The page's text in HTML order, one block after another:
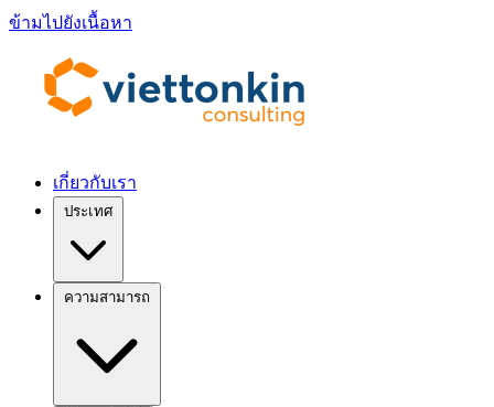
ข้ามไปยังเนื้อหา
เกี่ยวกับเรา
ประเทศ
ความสามารถ